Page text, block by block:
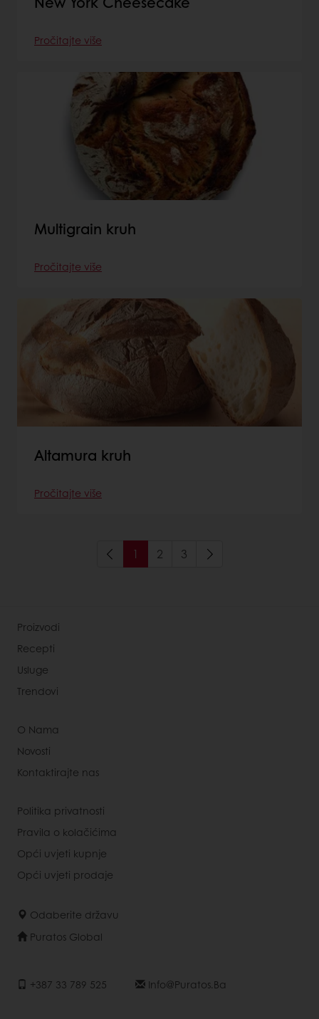
Pročitajte više
Multigrain kruh
Pročitajte više
Altamura kruh
Pročitajte više
1 2 3
Proizvodi
Recepti
Usluge
Trendovi
O Nama
Novosti
Kontaktirajte nas
Politika privatnosti
Pravila o kolačićima
Opći uvjeti kupnje
Opći uvjeti prodaje
Odaberite državu
Puratos Global
+387 33 789 525 Info@puratos.ba